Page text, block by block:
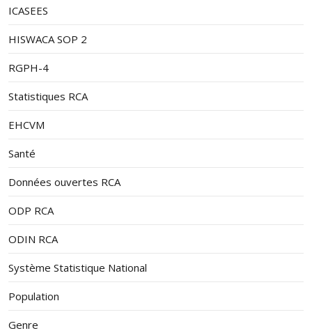
ICASEES
HISWACA SOP 2
RGPH-4
Statistiques RCA
EHCVM
Santé
Données ouvertes RCA
ODP RCA
ODIN RCA
Système Statistique National
Population
Genre